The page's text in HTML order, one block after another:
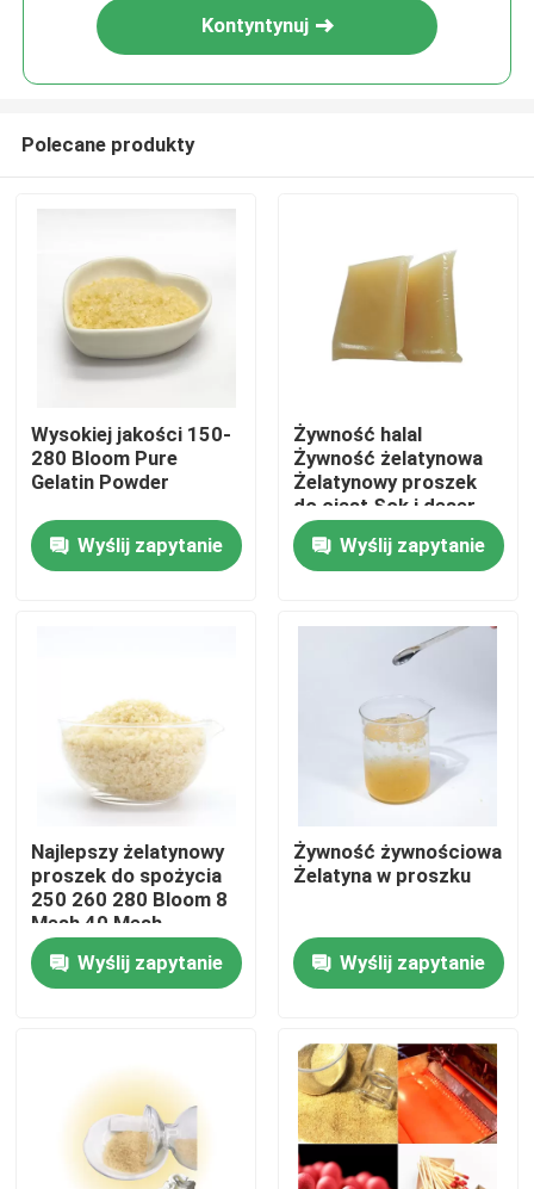
Do domu
Produkty
Wycieczka po fabryce
Kontrola jakości
Skontaktuj się z nami
Nowości
Proszek żelatynowy klasy spożywczej
Jadalny proszek żelatynowy
Kontyntynuj
Polecane produkty
Wysokiej jakości 150-
280 Bloom Pure
Gelatin Powder
Wyślij zapytanie
Żywność halal
Żywność żelatynowa
Żelatynowy proszek
do ciast Sok i deser
Wyślij zapytanie
Najlepszy żelatynowy
proszek do spożycia
250 260 280 Bloom 8
Mesh 40 Mesh
Wyślij zapytanie
Żywność żywnościowa
Żelatyna w proszku
Wyślij zapytanie